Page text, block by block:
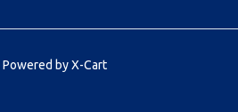
Powered by X-Cart